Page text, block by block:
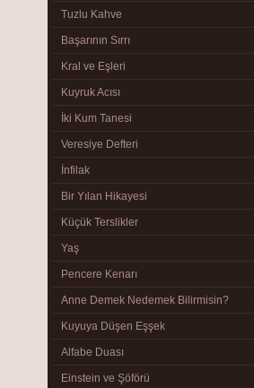
Tuzlu Kahve
Başarının Sırrı
Kral ve Eşleri
Kuyruk Acısı
İki Kum Tanesi
Veresiye Defteri
İnfilak
Bir Yılan Hikayesi
Küçük Terslikler
Yaş
Pencere Kenarı
Anne Demek Nedemek Bilirmisin?
Kuyuya Düşen Eşşek
Alfabe Duası
Einstein ve Şöförü